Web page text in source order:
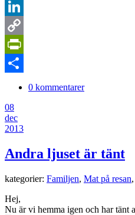
Pinterest
LinkedIn
Copy
Link
PrintFriendly
0 kommentarer
08
dec
2013
Andra ljuset är tänt
kategorier: Familjen, Mat på resan,
Hej,
Nu är vi hemma igen och har tänt